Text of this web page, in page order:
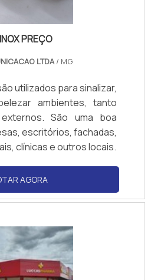
PREÇO
LTDA/ MG
utilizados para sinalizar,
ambientes, tanto
São uma boa
escritórios, fachadas,
clínicas e outros locais.
AGORA